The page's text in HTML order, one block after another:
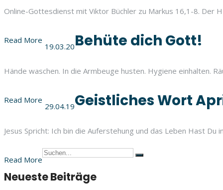
Online-Gottesdienst mit Viktor Büchler zu Markus 16,1-8. Der
Read More
19.03.20Behüte dich Gott!
Hände waschen. In die Armbeuge husten. Hygiene einhalten.
Read More
29.04.19Geistliches Wort
Jesus Spricht: Ich bin die Auferstehung und das Leben Hast
Read More
Neueste Beiträge